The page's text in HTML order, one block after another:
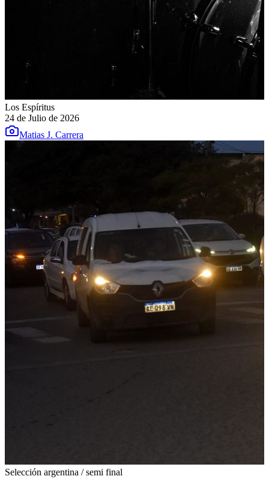
Los Espíritus
24 de Julio de 2026
Matias J. Carrera
Selección argentina / semi final